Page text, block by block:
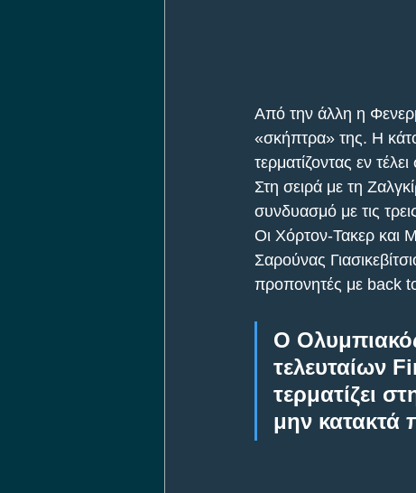
Από την άλλη η
«σκήπτρα» της. Η
τερματίζοντας εν
Στη σειρά με τη
συνδυασμό με τις
Οι Χόρτον-Τακερ και
Σαρούνας
προπονητές με back
Ο
τελευταίων
τερματίζει
μην κατακτά